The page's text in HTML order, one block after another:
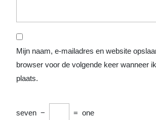
Mijn naam, e-mailadres en website
browser voor de volgende keer wanneer
plaats.
seven − = one